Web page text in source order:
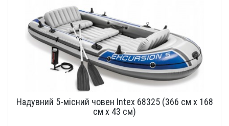
Надувний 5-місний човен Intex 68325 (366 см х 168
см х 43 см)